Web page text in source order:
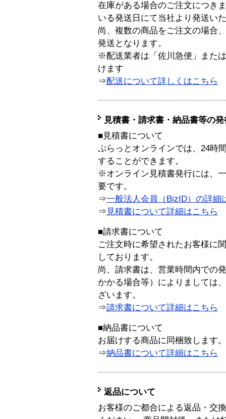
在庫がある場合のご注文につき
いる発送日にて当社より発送い
尚、複数の商品をご注文の場合
発送となります。
※配送業者は「佐川急便」また
けます
⇒配送について詳しくはこちら
見積書・請求書・納品書等の
■見積書について
ぷらっとオンラインでは、24時
することができます。
※オンライン見積書発行には、
要です。
⇒一般法人会員（BizID）の詳細
⇒ 見積書について詳細はこちら
■請求書について
ご注文時に希望されたお客様に
しております。
尚、請求書は、営業時間内での
かかる場合等）によりましては
ざいます。
⇒請求書について詳細はこちら
■納品書について
お届けする商品に同梱致します。
⇒納品書について詳細はこちら
返品について
お客様のご都合による返品・交